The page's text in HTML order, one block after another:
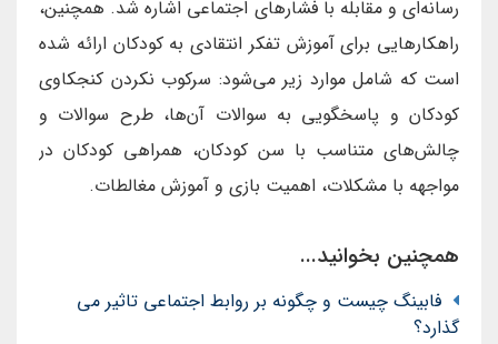
رسانه‌ای و مقابله با فشارهای اجتماعی اشاره شد. همچنین،
راهکارهایی برای آموزش تفکر انتقادی به کودکان ارائه شده
است که شامل موارد زیر می‌شود: سرکوب نکردن کنجکاوی
کودکان و پاسخگویی به سوالات آن‌ها، طرح سوالات و
چالش‌های متناسب با سن کودکان، همراهی کودکان در
مواجهه با مشکلات، اهمیت بازی و آموزش مغالطات.
همچنین بخوانید...
فابینگ چیست و چگونه بر روابط اجتماعی تاثیر می
گذارد؟